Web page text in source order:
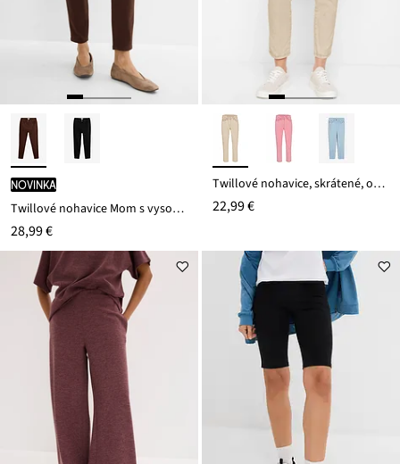
novinka
Twillové nohavice Mom s vysokým pásom
28,99 €
Twillové nohavice, skrátené, obnosený vzhľad
22,99 €